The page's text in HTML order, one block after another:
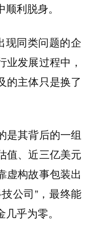
利脱身。
现同类问题的企
发展过程中，
的主体只是换了
是其背后的一组
值、近三亿美元
虚构故事包装出
公司”，最终能
乎为零。